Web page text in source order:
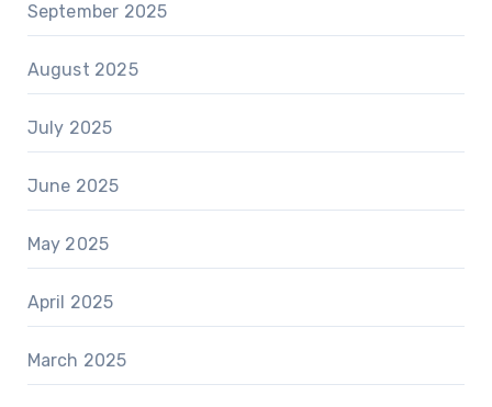
September 2025
August 2025
July 2025
June 2025
May 2025
April 2025
March 2025